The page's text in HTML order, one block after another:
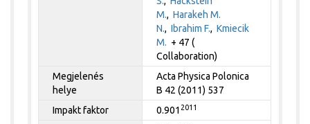
M.,Harakeh M.
N.,Ibrahim F.,Kmiecik
M. + 47 (
Collaboration)
Megjelenés
helye
Acta Physica Polonica
B 42 (2011) 537
Impakt faktor
0.901 2011